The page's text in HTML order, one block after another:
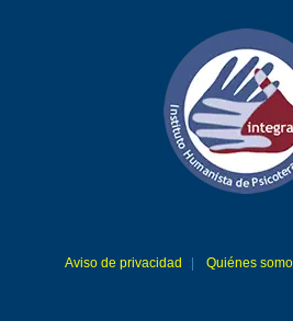
Aviso de privacidad Quiénes